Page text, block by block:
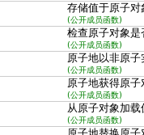
存储值于原子对
(公开成员函数)
检查原子对象是
(公开成员函数)
原子地以非原
(公开成员函数)
原子地获得原子
(公开成员函数)
从原子对象加载
(公开成员函数)